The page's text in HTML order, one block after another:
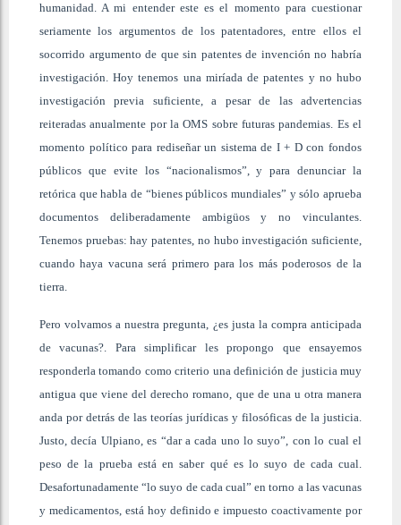
humanidad. A mi entender este es el momento para cuestionar
seriamente los argumentos de los patentadores, entre ellos el
socorrido argumento de que sin patentes de invención no habría
investigación. Hoy tenemos una miríada de patentes y no hubo
investigación previa suficiente, a pesar de las advertencias
reiteradas anualmente por la OMS sobre futuras pandemias. Es el
momento político para rediseñar un sistema de I + D con fondos
públicos que evite los “nacionalismos”, y para denunciar la
retórica que habla de “bienes públicos mundiales” y sólo aprueba
documentos deliberadamente ambigüos y no vinculantes.
Tenemos pruebas: hay patentes, no hubo investigación suficiente,
cuando haya vacuna será primero para los más poderosos de la
tierra.
Pero volvamos a nuestra pregunta, ¿es justa la compra anticipada
de vacunas?. Para simplificar les propongo que ensayemos
responderla tomando como criterio una definición de justicia muy
antigua que viene del derecho romano, que de una u otra manera
anda por detrás de las teorías jurídicas y filosóficas de la justicia.
Justo, decía Ulpiano, es “dar a cada uno lo suyo”, con lo cual el
peso de la prueba está en saber qué es lo suyo de cada cual.
Desafortunadamente “lo suyo de cada cual” en torno a las vacunas
y medicamentos, está hoy definido e impuesto coactivamente por